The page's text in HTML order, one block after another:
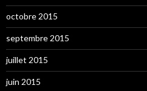
octobre 2015
septembre 2015
juillet 2015
juin 2015